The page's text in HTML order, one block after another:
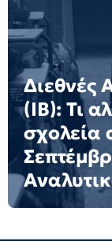
Διεθνές
(IB): Τι
σχολεία